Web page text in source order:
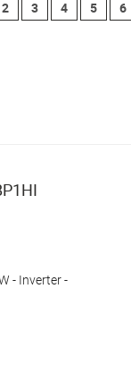
2 3 4 5 6
- Inverter -